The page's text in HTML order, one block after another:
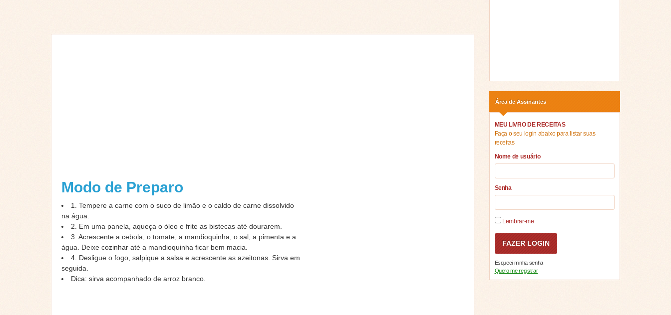
Modo de Preparo
1. Tempere a carne com o suco de limão e o caldo de carne dissolvido
na água.
2. Em uma panela, aqueça o óleo e frite as bistecas até dourarem.
3. Acrescente a cebola, o tomate, a mandioquinha, o sal, a pimenta e a
água. Deixe cozinhar até a mandioquinha ficar bem macia.
4. Desligue o fogo, salpique a salsa e acrescente as azeitonas. Sirva em
seguida.
Dica: sirva acompanhado de arroz branco.
Área de Assinantes
MEU LIVRO DE RECEITAS
Faça o seu login abaixo para listar suas
receitas
Nome de usuário
Senha
Lembrar-me
Esqueci minha senha
Quero me registrar